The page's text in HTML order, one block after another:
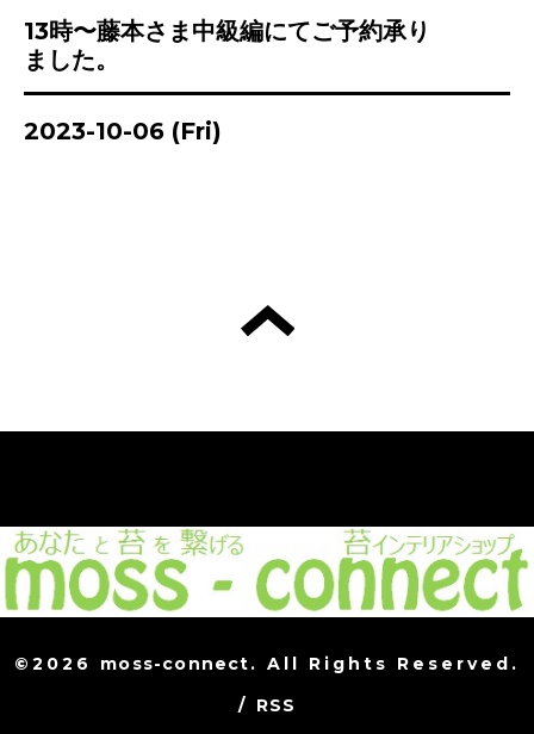
13時〜藤本さま中級編にてご予約承り
ました。
2023-10-06 (Fri)
©2026 moss-connect. All Rights Reserved.
/ RSS